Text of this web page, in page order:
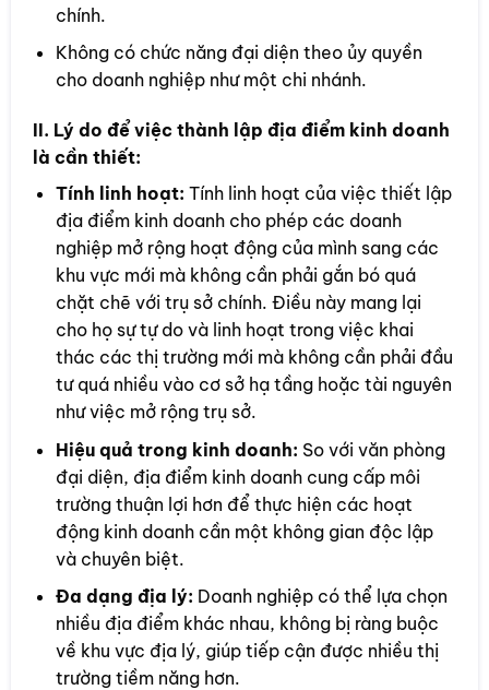
chính.
Không có chức năng đại diện theo ủy quyền
cho doanh nghiệp như một chi nhánh.
II. Lý do để việc thành lập địa điểm kinh doanh
là cần thiết:
Tính linh hoạt: Tính linh hoạt của việc thiết lập
địa điểm kinh doanh cho phép các doanh
nghiệp mở rộng hoạt động của mình sang các
khu vực mới mà không cần phải gắn bó quá
chặt chẽ với trụ sở chính. Điều này mang lại
cho họ sự tự do và linh hoạt trong việc khai
thác các thị trường mới mà không cần phải đầu
tư quá nhiều vào cơ sở hạ tầng hoặc tài nguyên
như việc mở rộng trụ sở.
Hiệu quả trong kinh doanh: So với văn phòng
đại diện, địa điểm kinh doanh cung cấp môi
trường thuận lợi hơn để thực hiện các hoạt
động kinh doanh cần một không gian độc lập
và chuyên biệt.
Đa dạng địa lý: Doanh nghiệp có thể lựa chọn
nhiều địa điểm khác nhau, không bị ràng buộc
về khu vực địa lý, giúp tiếp cận được nhiều thị
trường tiềm năng hơn.